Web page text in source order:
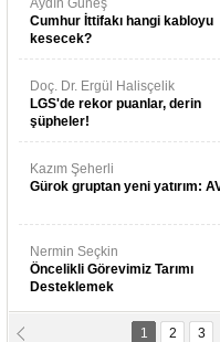
Aydın Güneş
Cumhur İttifakı hangi kabloyu
kesecek?
Doç. Dr. Ergül Halisçelik
LGS'de rekor puanlar, derin
şüpheler!
Kazım Şeherli
Gürok gruptan yeni yatırım:
Nermin Seçkin
Öncelikli Görevimiz Tarımı
Desteklemek
1 2 3